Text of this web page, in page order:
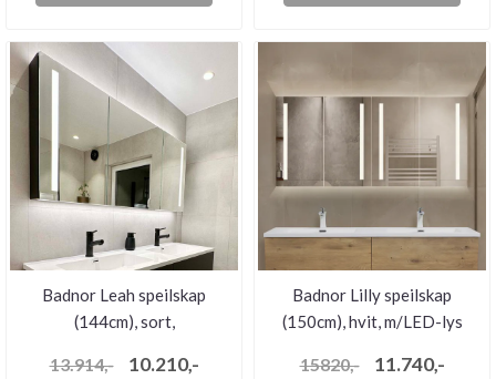
Badnor Leah speilskap
(144cm), sort,
13.914,- 10.210,-
Badnor Lilly speilskap
(150cm), hvit, m/LED-lys
15820,- 11.740,-